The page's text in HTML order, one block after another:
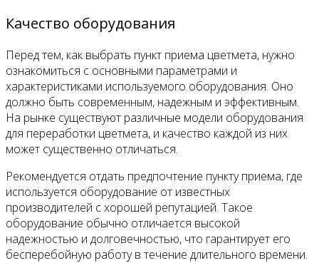
Качество оборудования
Перед тем, как выбрать пункт приема цветмета, нужно
ознакомиться с основными параметрами и
характеристиками используемого оборудования. Оно
должно быть современным, надежным и эффективным.
На рынке существуют различные модели оборудования
для переработки цветмета, и качество каждой из них
может существенно отличаться.
Рекомендуется отдать предпочтение пункту приема, где
используется оборудование от известных
производителей с хорошей репутацией. Такое
оборудование обычно отличается высокой
надежностью и долговечностью, что гарантирует его
бесперебойную работу в течение длительного времени.